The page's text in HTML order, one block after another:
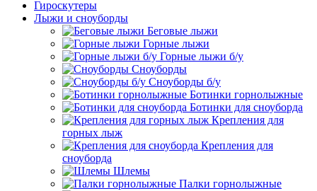
Гироскутеры
Лыжи и сноуборды
Беговые лыжи
Горные лыжи
Горные лыжи б/у
Сноуборды
Сноуборды б/у
Ботинки горнолыжные
Ботинки для сноуборда
Крепления для
горных лыж
Крепления для
сноуборда
Шлемы
Палки горнолыжные